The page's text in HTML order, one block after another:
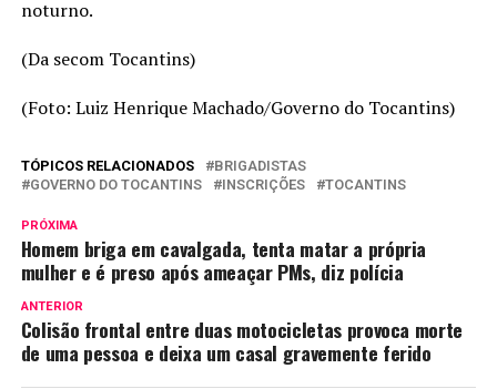
noturno.
(Da secom Tocantins)
(Foto: Luiz Henrique Machado/Governo do Tocantins)
TÓPICOS RELACIONADOS
BRIGADISTAS
GOVERNO DO TOCANTINS
INSCRIÇÕES TOCANTINS
PRÓXIMA
Homem briga em cavalgada, tenta matar a própria
mulher e é preso após ameaçar PMs, diz polícia
ANTERIOR
Colisão frontal entre duas motocicletas provoca morte
de uma pessoa e deixa um casal gravemente ferido